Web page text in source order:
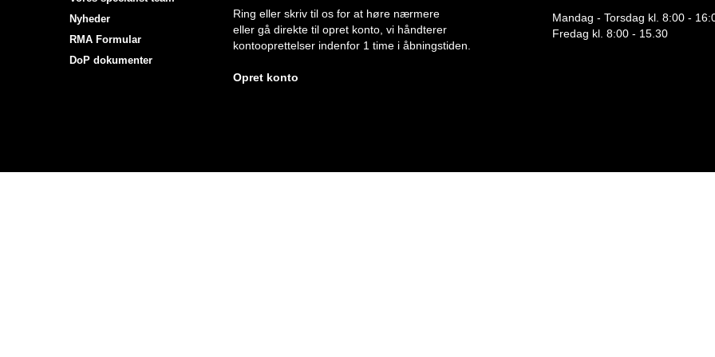
Nyheder
RMA Formular
DoP dokumenter
Ring eller skriv til os for at høre nærmere
eller gå direkte til opret konto, vi håndterer
kontooprettelser indenfor 1 time i åbningstiden.
Opret konto
Mandag - Torsdag kl. 8:00 -
Fredag kl. 8:00 - 15.30